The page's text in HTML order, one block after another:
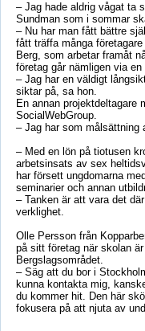
– Jag hade aldrig vågat ta
Sundman som i sommar
– Nu har man fått bättre
fått träffa många
Berg, som arbetar framåt
företag går nämligen via
– Jag har en väldigt
siktar på, sa hon.
En annan projektdeltagare
SocialWebGroup.
– Jag har som målsättning
– Med en lön på tiotusen
arbetsinsats av sex
har försett ungdomarna
seminarier och annan
– Tanken är att vara det
verklighet.
Olle Persson från
på sitt företag när skolan
Bergslagsområdet.
– Säg att du bor i
kunna kontakta mig,
du kommer hit. Den här
fokusera på att njuta av